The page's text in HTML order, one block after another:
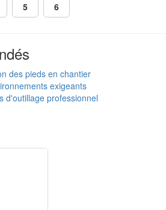
5 6
des pieds en chantier
exigeants
d'outillage professionnel